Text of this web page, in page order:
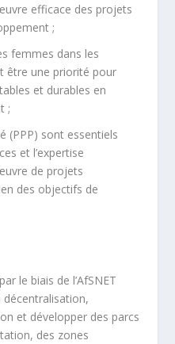
efficace des projets
;
femmes dans les
être une priorité pour
et durables en
;
(PPP) sont essentiels
et l’expertise
de projets
des objectifs de
le biais de l’AfSNET
décentralisation,
et développer des parcs
des zones